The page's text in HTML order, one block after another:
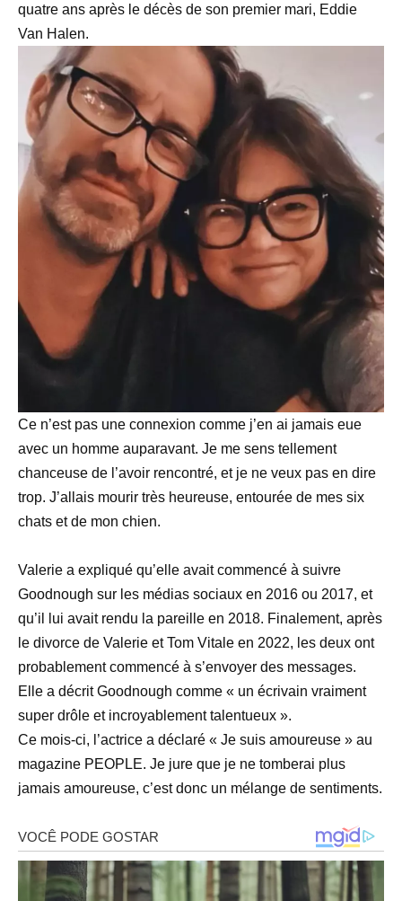
quatre ans après le décès de son premier mari, Eddie
Van Halen.
Ce n’est pas une connexion comme j’en ai jamais eue
avec un homme auparavant. Je me sens tellement
chanceuse de l’avoir rencontré, et je ne veux pas en dire
trop. J’allais mourir très heureuse, entourée de mes six
chats et de mon chien.
Valerie a expliqué qu’elle avait commencé à suivre
Goodnough sur les médias sociaux en 2016 ou 2017, et
qu’il lui avait rendu la pareille en 2018. Finalement, après
le divorce de Valerie et Tom Vitale en 2022, les deux ont
probablement commencé à s’envoyer des messages.
Elle a décrit Goodnough comme « un écrivain vraiment
super drôle et incroyablement talentueux ».
Ce mois-ci, l’actrice a déclaré « Je suis amoureuse » au
magazine PEOPLE. Je jure que je ne tomberai plus
jamais amoureuse, c’est donc un mélange de sentiments.